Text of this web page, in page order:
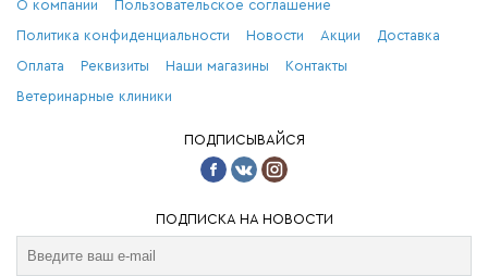
О компании Пользовательское соглашение
Политика конфиденциальности Новости Акции Доставка
Оплата Реквизиты Наши магазины Контакты
Ветеринарные клиники
ПОДПИСЫВАЙСЯ
ПОДПИСКА НА НОВОСТИ